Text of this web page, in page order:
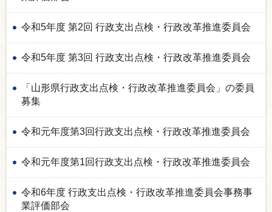
令和5年度 第2回 行政支出点検・行政改革推進委員会
令和5年度 第3回 行政支出点検・行政改革推進委員会
「山形県行政支出点検・行政改革推進委員会」の委員
募集
令和元年度第3回行政支出点検・行政改革推進委員会
令和元年度第1回行政支出点検・行政改革推進委員会
令和6年度 行政支出点検・行政改革推進委員会事務事
業評価部会